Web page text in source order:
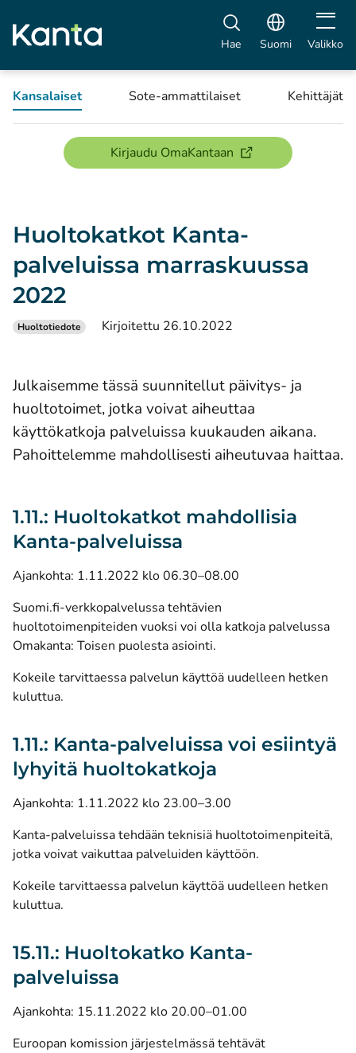
Hae Suomi Avaa
Valikko
Kansalaiset Sote-ammattilaiset Kehittäjät
Kirjaudu OmaKantaan(avautuu uuteen
Huoltokatkot Kanta-
palveluissa marraskuussa
2022
Huoltotiedote Kirjoitettu 26.10.2022
Julkaisemme tässä suunnitellut päivitys- ja
huoltotoimet, jotka voivat aiheuttaa
käyttökatkoja palveluissa kuukauden aikana.
Pahoittelemme mahdollisesti aiheutuvaa haittaa.
1.11.: Huoltokatkot mahdollisia
Kanta-palveluissa
Ajankohta: 1.11.2022 klo 06.30–08.00
Suomi.fi-verkkopalvelussa tehtävien
huoltotoimenpiteiden vuoksi voi olla katkoja palvelussa
Omakanta: Toisen puolesta asiointi.
Kokeile tarvittaessa palvelun käyttöä uudelleen hetken
kuluttua.
1.11.: Kanta-palveluissa voi esiintyä
lyhyitä huoltokatkoja
Ajankohta: 1.11.2022 klo 23.00–3.00
Kanta-palveluissa tehdään teknisiä huoltotoimenpiteitä,
jotka voivat vaikuttaa palveluiden käyttöön.
Kokeile tarvittaessa palvelun käyttöä uudelleen hetken
kuluttua.
15.11.: Huoltokatko Kanta-
palveluissa
Ajankohta: 15.11.2022 klo 20.00–01.00
Euroopan komission järjestelmässä tehtävät